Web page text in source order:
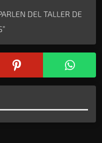
DEL TALLER DE